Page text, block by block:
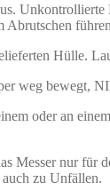
Abrutschen
Hülle.
weg bewegt,
oder an
Messer nur
zu Unfällen.